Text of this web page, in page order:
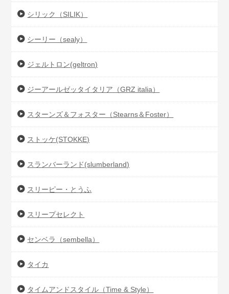
シリック（SILIK）
シーリー（sealy）
ジェルトロン(geltron)
ジーアールゼッタイタリア（GRZ italia）
スターンズ＆フォスター（Stearns＆Foster）
ストッケ(STOKKE)
スランバーランド(slumberland)
スリーピー・とうふ
スリープセレクト
センベラ（sembella）
タイカ
タイムアンドスタイル（Time & Style）